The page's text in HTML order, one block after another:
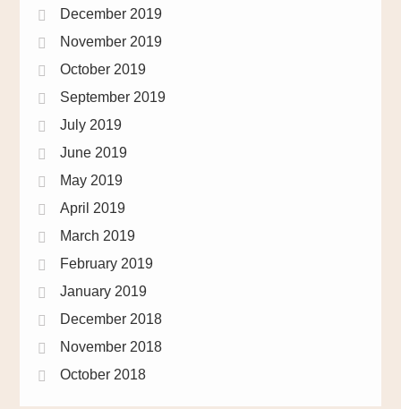
December 2019
November 2019
October 2019
September 2019
July 2019
June 2019
May 2019
April 2019
March 2019
February 2019
January 2019
December 2018
November 2018
October 2018